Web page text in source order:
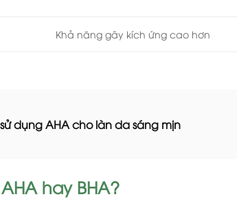
Khả năng gây kích ứng cao hơn
dụng AHA cho làn da sáng mịn
hay BHA?